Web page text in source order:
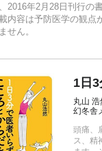
2016年2月28日刊行の
内容は予防医学の観点
せん。
1日
丸山 浩
幻冬舎
頭痛、
ス、精